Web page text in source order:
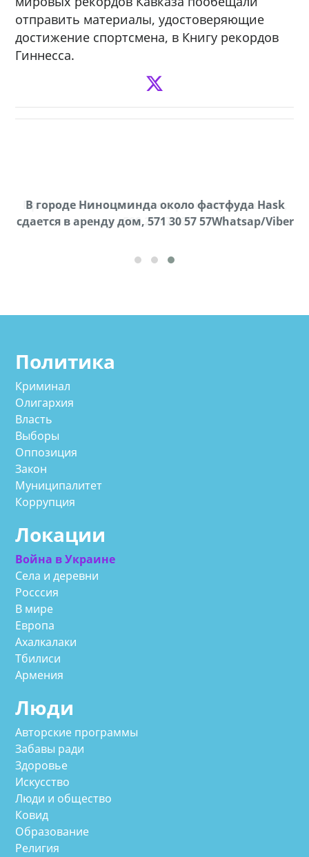
отправить материалы, удостоверяющие
достижение спортсмена, в Книгу рекордов
Гиннесса.
Продается соль оптом и в розницу в мешках,
500 22 47 42
В городе Ниноцминда около фастфуда Hask
cдается в аренду дом, 571 30 57 57Whatsap/Viber
Политика
Криминал
Олигархия
Власть
Выборы
Оппозиция
Закон
Муниципалитет
Коррупция
Локации
Война в Украине
Села и деревни
Росссия
В мире
Европа
Ахалкалаки
Тбилиси
Армения
Люди
Авторские программы
Забавы ради
Здоровье
Искусство
Люди и общество
Ковид
Образование
Религия